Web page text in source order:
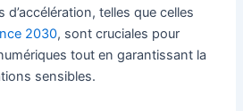
telles que celles
2030, sont cruciales pour
tout en garantissant la
sensibles.